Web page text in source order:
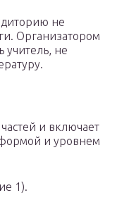
не
Организатором
учитель, не
и включает
и уровнем
1).